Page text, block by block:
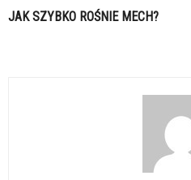
JAK SZYBKO ROŚNIE MECH?